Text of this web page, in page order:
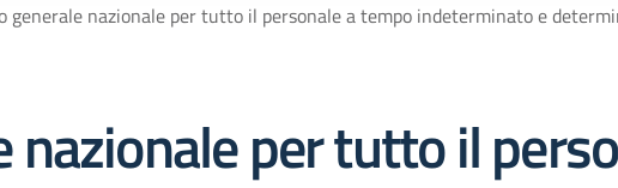
generale nazionale per tutto il personale a tempo indeterminato e
nazionale per tutto il